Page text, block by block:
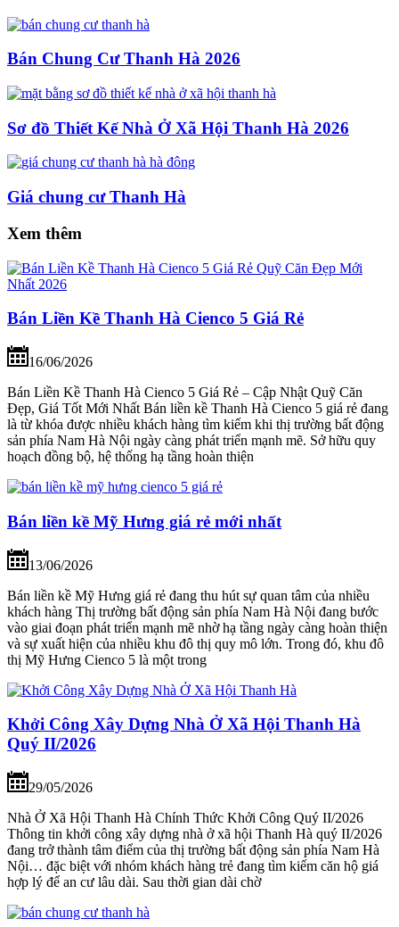
Bán Chung Cư Thanh Hà 2026
Sơ đồ Thiết Kế Nhà Ở Xã Hội Thanh Hà 2026
Giá chung cư Thanh Hà
Xem thêm
Bán Liền Kề Thanh Hà Cienco 5 Giá Rẻ
16/06/2026
Bán Liền Kề Thanh Hà Cienco 5 Giá Rẻ – Cập Nhật Quỹ Căn
Đẹp, Giá Tốt Mới Nhất Bán liền kề Thanh Hà Cienco 5 giá rẻ đang
là từ khóa được nhiều khách hàng tìm kiếm khi thị trường bất động
sản phía Nam Hà Nội ngày càng phát triển mạnh mẽ. Sở hữu quy
hoạch đồng bộ, hệ thống hạ tầng hoàn thiện
Bán liền kề Mỹ Hưng giá rẻ mới nhất
13/06/2026
Bán liền kề Mỹ Hưng giá rẻ đang thu hút sự quan tâm của nhiều
khách hàng Thị trường bất động sản phía Nam Hà Nội đang bước
vào giai đoạn phát triển mạnh mẽ nhờ hạ tầng ngày càng hoàn thiện
và sự xuất hiện của nhiều khu đô thị quy mô lớn. Trong đó, khu đô
thị Mỹ Hưng Cienco 5 là một trong
Khởi Công Xây Dựng Nhà Ở Xã Hội Thanh Hà
Quý II/2026
29/05/2026
Nhà Ở Xã Hội Thanh Hà Chính Thức Khởi Công Quý II/2026
Thông tin khởi công xây dựng nhà ở xã hội Thanh Hà quý II/2026
đang trở thành tâm điểm của thị trường bất động sản phía Nam Hà
Nội… đặc biệt với nhóm khách hàng trẻ đang tìm kiếm căn hộ giá
hợp lý để an cư lâu dài. Sau thời gian dài chờ